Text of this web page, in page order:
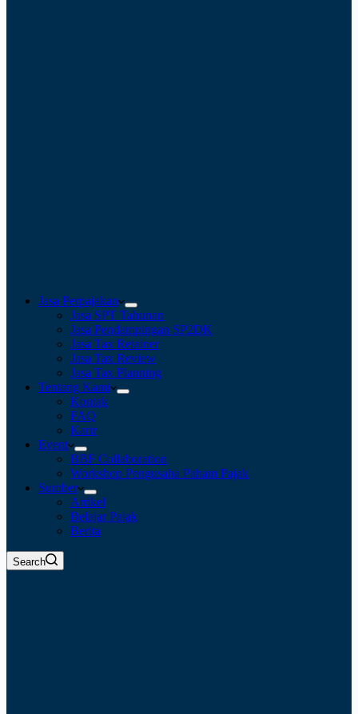
Jasa Perpajakan
Jasa SPT Tahunan
Jasa Pendampingan SP2DK
Jasa Tax Retainer
Jasa Tax Review
Jasa Tax Planning
Tentang Kami
Kontak
FAQ
Karir
Event
BBF Collaboration
Workshop Pengusaha Paham Pajak
Sumber
Artikel
Belajar Pajak
Berita
Search